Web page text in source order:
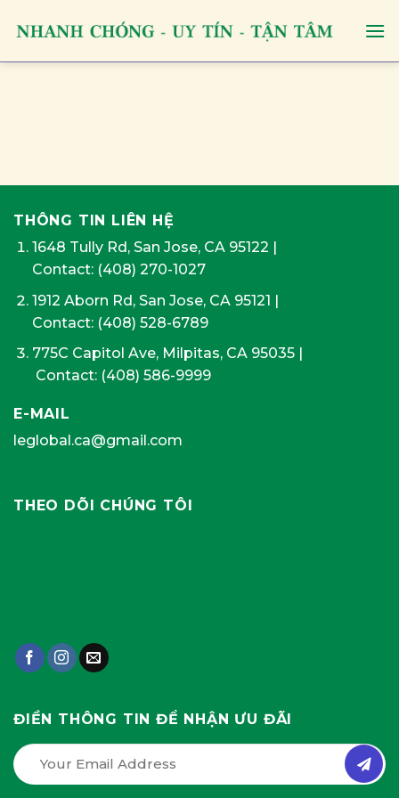
THÔNG TIN LIÊN HỆ
1648 Tully Rd, San Jose, CA 95122 |
Contact: (408) 270-1027
1912 Aborn Rd, San Jose, CA 95121 |
Contact: (408) 528-6789
775C Capitol Ave, Milpitas, CA 95035|
Contact: (408) 586-9999
E-MAIL
leglobal.ca@gmail.com
THEO DÕI CHÚNG TÔI
ĐIỀN THÔNG TIN ĐỂ NHẬN ƯU ĐÃI